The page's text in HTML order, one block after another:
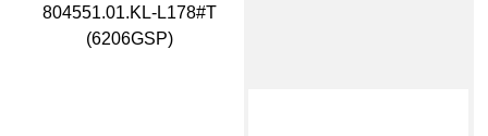
804551.01.KL-L178#T
(6206GSP)